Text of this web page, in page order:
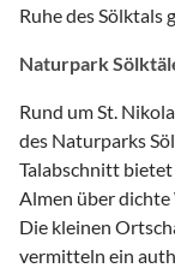
Ruhe des Sölktals
Naturpark
Rund um St.
des Naturparks
Talabschnitt
Almen über dichte
Die kleinen
vermitteln ein